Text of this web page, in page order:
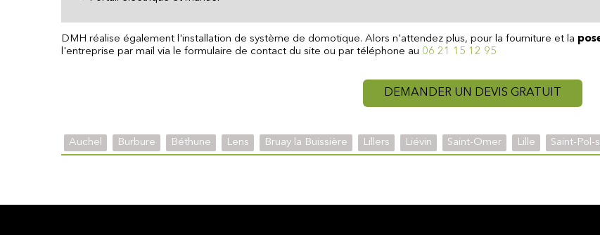
DMH réalise également l'installation de système de domotique. Alors n'attendez plus, pour la fourniture et la
l'entreprise par mail via le formulaire de contact du site ou par téléphone au 06 21 15 12 95
DEMANDER UN DEVIS GRATUIT
Auchel Burbure Béthune Lens Bruay la Buissière Lillers Liévin Saint-Omer Lille Saint-Pol-